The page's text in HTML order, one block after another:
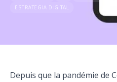
ESTRATEGIA DIGITAL
Depuis que la pandémie de